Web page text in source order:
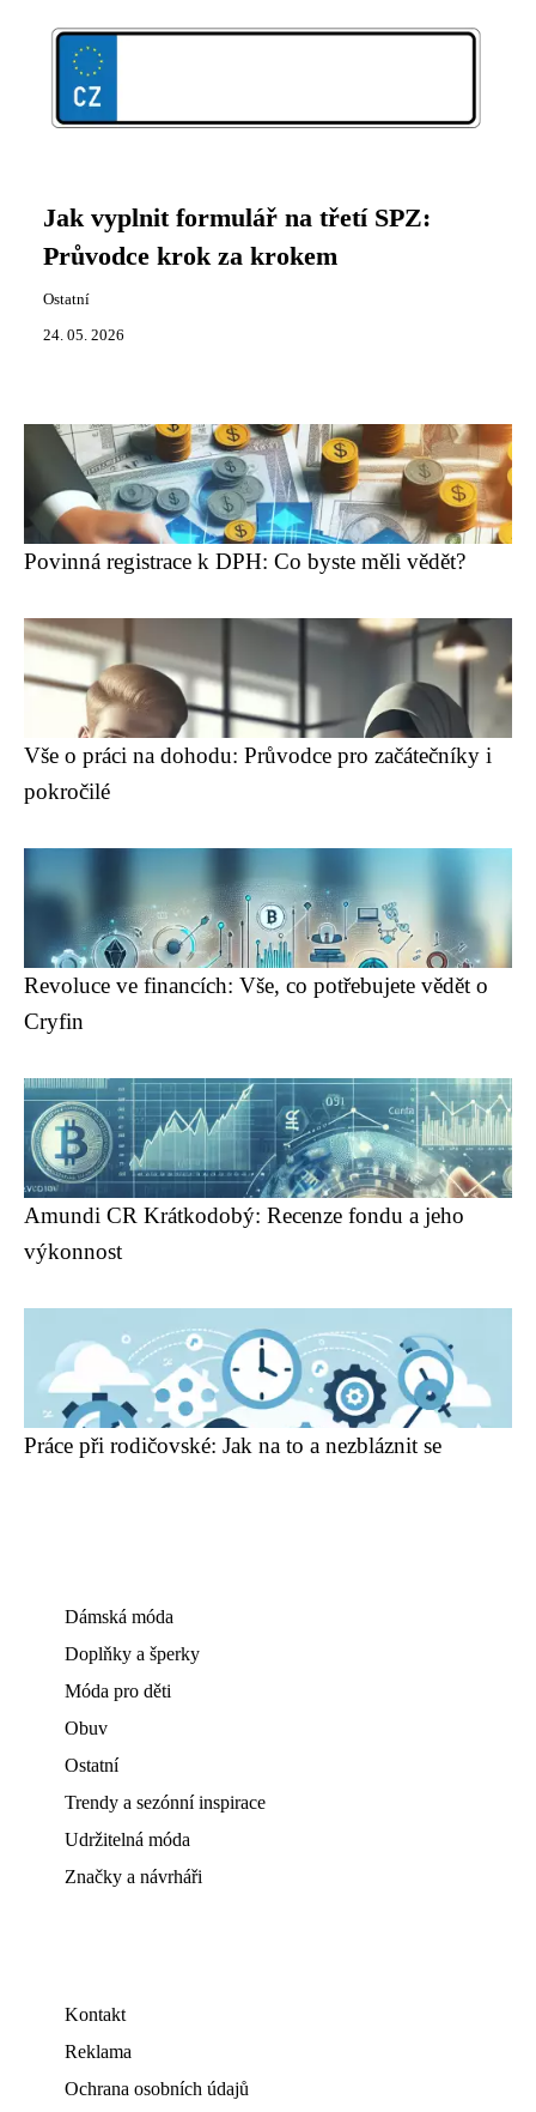
Jak vyplnit formulář na třetí SPZ:
Průvodce krok za krokem
Ostatní
24. 05. 2026
Povinná registrace k DPH: Co byste měli vědět?
Vše o práci na dohodu: Průvodce pro začátečníky i
pokročilé
Revoluce ve financích: Vše, co potřebujete vědět o
Cryfin
Amundi CR Krátkodobý: Recenze fondu a jeho
výkonnost
Práce při rodičovské: Jak na to a nezbláznit se
Dámská móda
Doplňky a šperky
Móda pro děti
Obuv
Ostatní
Trendy a sezónní inspirace
Udržitelná móda
Značky a návrháři
Kontakt
Reklama
Ochrana osobních údajů